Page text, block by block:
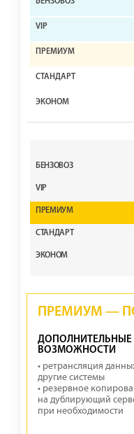
ПРЕМИУМ —
ДОПОЛНИТЕЛЬНЫЕ
ВОЗМОЖНОСТИ
• ретрансляция
другие системы
• резервное
на дублирующий
при необходимости